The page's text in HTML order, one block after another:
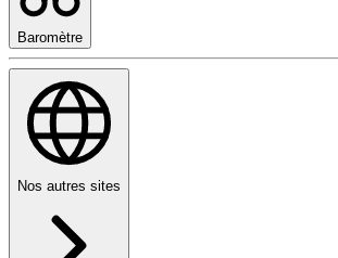
Baromètre
Nos autres sites